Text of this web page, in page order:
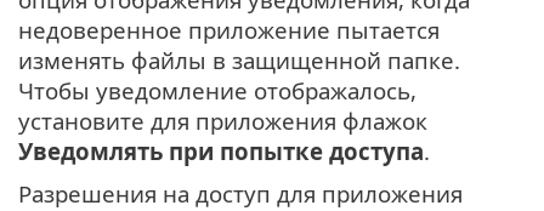
недоверенное приложение пытается
изменять файлы в защищенной папке.
Чтобы уведомление отображалось,
установите для приложения флажок
Уведомлять при попытке доступа.
Разрешения на доступ для приложения